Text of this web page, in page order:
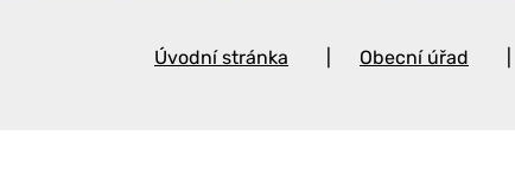
Úvodní stránka Obecní úřad